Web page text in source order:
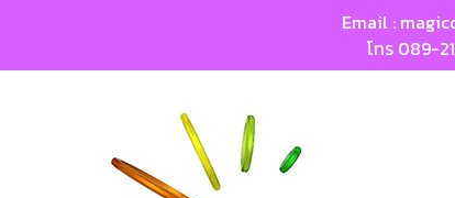
Email :
โทร 089-